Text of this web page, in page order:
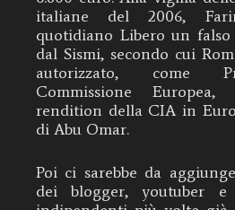
italiane del 2006,
quotidiano Libero un falso
dal Sismi, secondo cui
autorizzato, come
Commissione
rendition della CIA in
di Abu Omar.
Poi ci sarebbe da
dei blogger, youtuber